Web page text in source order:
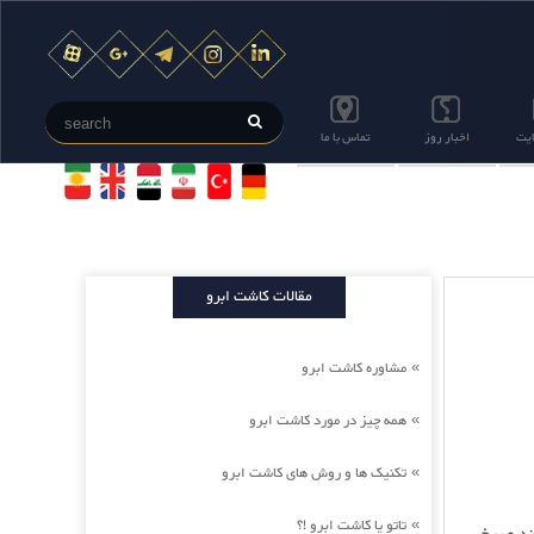
اخبار روز تماس با ما
مقالات کاشت ابرو
» مشاوره کاشت ابرو
» همه چیز در مورد کاشت ابرو
» تکنیک ها و روش های کاشت ابرو
» تاتو یا کاشت ابرو !؟